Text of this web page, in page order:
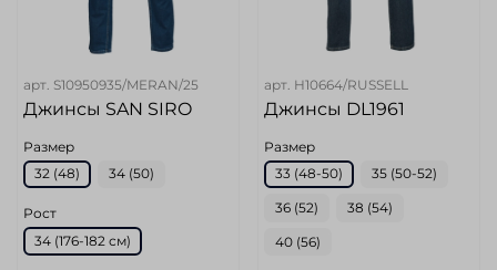
арт. S10950935/MERAN/25
Джинсы SAN SIRO
Размер
32 (48)
34 (50)
Рост
34 (176-182 см)
арт. H10664/RUSSELL
Джинсы DL1961
Размер
33 (48-50)
35 (50-52)
36 (52) 38 (54)
40 (56)